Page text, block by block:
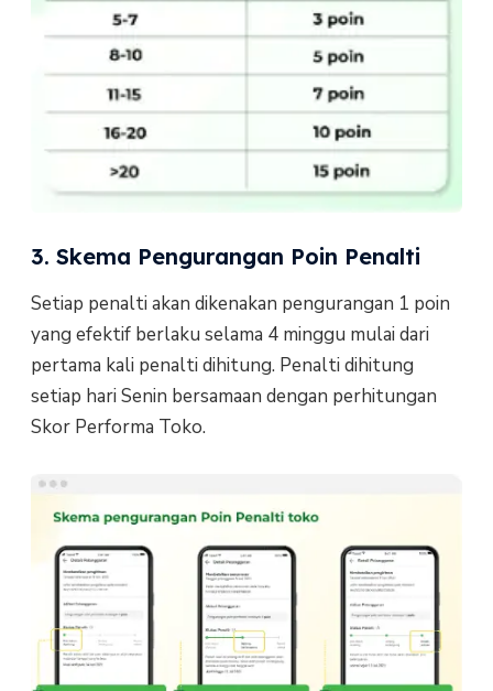
3. Skema Pengurangan Poin Penalti
Setiap penalti akan dikenakan pengurangan 1 poin
yang efektif berlaku selama 4 minggu mulai dari
pertama kali penalti dihitung. Penalti dihitung
setiap hari Senin bersamaan dengan perhitungan
Skor Performa Toko.